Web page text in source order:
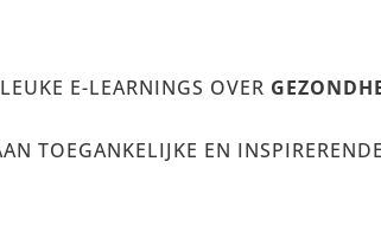
E-LEARNINGS OVER
TOEGANKELIJKE EN